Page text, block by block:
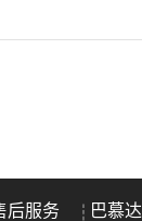
后服务 巴慕